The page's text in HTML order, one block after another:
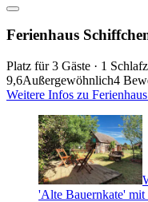
Ferienhaus
Platz für 3 Gäste · 1
9,6Außergewöhnlich4
Weitere Infos zu
'Alte Bauernkate' mit